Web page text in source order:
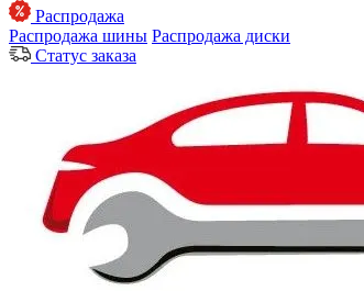
Распродажа
Распродажа шины Распродажа диски
Статус заказа